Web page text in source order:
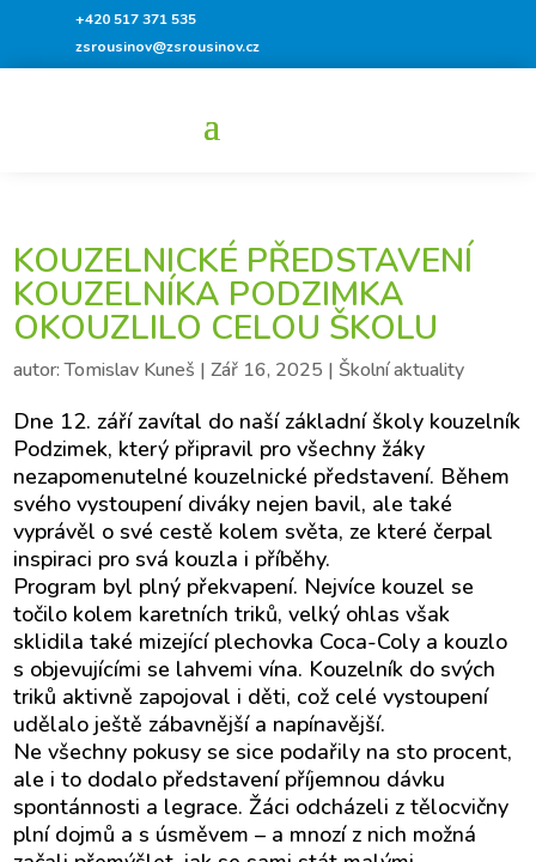
+420 517 371 535
zsrousinov@zsrousinov.cz
KOUZELNICKÉ PŘEDSTAVENÍ
KOUZELNÍKA PODZIMKA
OKOUZLILO CELOU ŠKOLU
autor:Tomislav Kuneš |Zář 16, 2025 | Školní aktuality
Dne 12. září zavítal do naší základní školy kouzelník
Podzimek, který připravil pro všechny žáky
nezapomenutelné kouzelnické představení. Během
svého vystoupení diváky nejen bavil, ale také
vyprávěl o své cestě kolem světa, ze které čerpal
inspiraci pro svá kouzla i příběhy.
Program byl plný překvapení. Nejvíce kouzel se
točilo kolem karetních triků, velký ohlas však
sklidila také mizející plechovka Coca-Coly a kouzlo
s objevujícími se lahvemi vína. Kouzelník do svých
triků aktivně zapojoval i děti, což celé vystoupení
udělalo ještě zábavnější a napínavější.
Ne všechny pokusy se sice podařily na sto procent,
ale i to dodalo představení příjemnou dávku
spontánnosti a legrace. Žáci odcházeli z tělocvičny
plní dojmů a s úsměvem – a mnozí z nich možná